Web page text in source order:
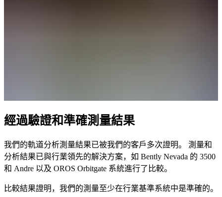
經過驗證和準確測量結果
我們的軌道分析測量結果已被我們的客戶多次證明。 測量和
分析結果已與行業領先的解決方案，如 Bently Nevada 的 3500
和 Andre 以及 OROS Orbitgate 系統進行了比較。
比較結果證明，我們的測量至少在行業基準系統中是準確的。